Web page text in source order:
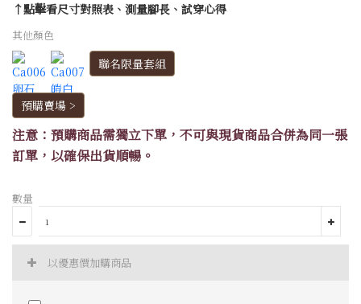
↑點擊看尺寸對照表、測量腳長、試穿心得
其他顏色
聯名限量套組
預購賣場 >
注意：預購商品需獨立下單，不可與現貨商品合併為同一張
訂單，以確保出貨順暢。
數量
以優惠價加購商品